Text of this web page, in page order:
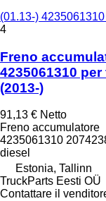
(01.13-)
4
Freno
4235061310
(2013-)
91,13 € Netto
Freno accumulatore
4235061310
diesel
Estonia, Tallinn
TruckParts Eesti OÜ
Contattare il